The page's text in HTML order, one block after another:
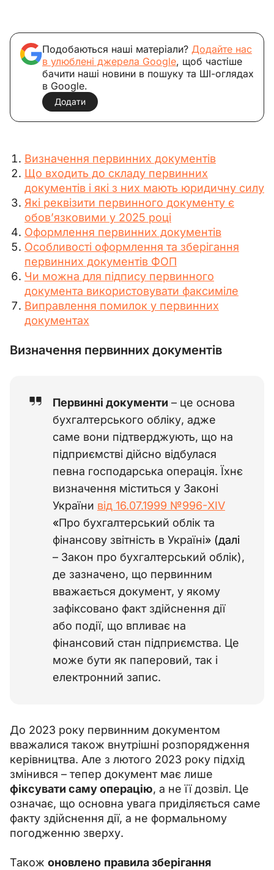
Подобаються наші матеріали? Додайте нас
в улюблені джерела Google, щоб частіше
бачити наші новини в пошуку та ШІ-оглядах
в Google.
Додати
Визначення первинних документів
Що входить до складу первинних
документів і які з них мають юридичну силу
Які реквізити первинного документу є
обов’язковими у 2025 році
Оформлення первинних документів
Особливості оформлення та зберігання
первинних документів ФОП
Чи можна для підпису первинного
документа використовувати факсиміле
Виправлення помилок у первинних
документах
Визначення первинних документів
Первинні документи – це основа
бухгалтерського обліку, адже
саме вони підтверджують, що на
підприємстві дійсно відбулася
певна господарська операція. Їхнє
визначення міститься у Законі
України від 16.07.1999 №996-XIV
«Про бухгалтерський облік та
фінансову звітність в Україні» (далі
– Закон про бухгалтерський облік),
де зазначено, що первинним
вважається документ, у якому
зафіксовано факт здійснення дії
або події, що впливає на
фінансовий стан підприємства. Це
може бути як паперовий, так і
електронний запис.
До 2023 року первинним документом
вважалися також внутрішні розпорядження
керівництва. Але з лютого 2023 року підхід
змінився – тепер документ має лише
фіксувати саму операцію, а не її дозвіл. Це
означає, що основна увага приділяється саме
факту здійснення дії, а не формальному
погодженню зверху.
Також оновлено правила зберігання